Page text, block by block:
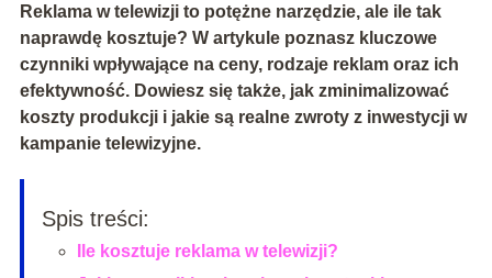
Reklama w telewizji to potężne narzędzie, ale ile tak
naprawdę kosztuje? W artykule poznasz kluczowe
czynniki wpływające na ceny, rodzaje reklam oraz ich
efektywność. Dowiesz się także, jak zminimalizować
koszty produkcji i jakie są realne zwroty z inwestycji w
kampanie telewizyjne.
Spis treści:
Ile kosztuje reklama w telewizji?